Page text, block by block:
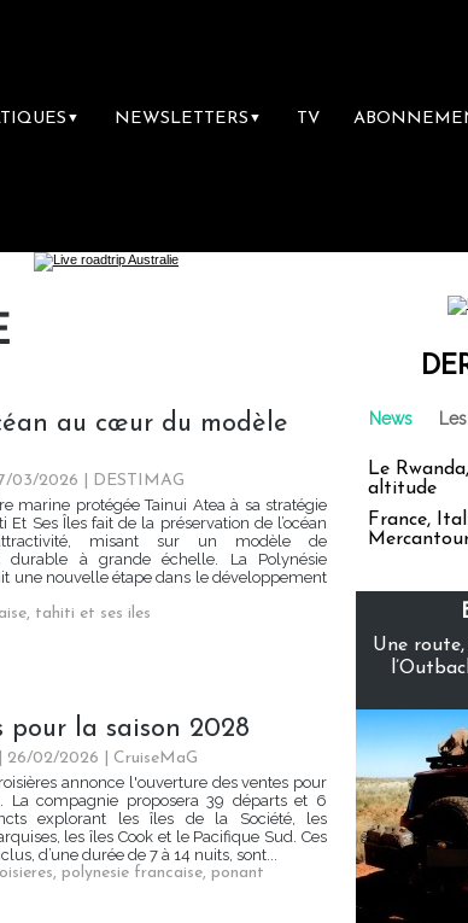
▼ NEWSLETTERS ▼ TV
au cœur du modèle
03/2026
DESTIMAG
marine protégée Tainui Atea à sa stratégie
Et Ses Îles fait de la préservation de l’océan
misant sur un modèle de
durable à grande échelle. La Polynésie
une nouvelle étape dans le développement
, tahiti et ses iles
pour la saison 2028
| 26/02/2026
CruiseMaG
annonce l'ouverture des ventes pour
La compagnie proposera 39 départs et 6
explorant les îles de la Société, les
les îles Cook et le Pacifique Sud. Ces
d’une durée de 7 à 14 nuits, sont...
, polynesie francaise, ponant
News
Le
altitude
France,
Une route,